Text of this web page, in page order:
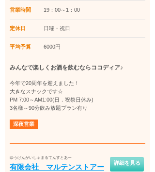
営業時間 19：00～1：00
定休日 日曜・祝日
平均予算 6000円
みんなで楽しくお酒を飲むならココディア♪
今年で20周年を迎えました！
大きなスナックです☆
PM 7:00～AM1:00(日．祝祭日休み)
3名様～90分飲み放題プラン有り
深夜営業
ゆうげんがいしゃまるてんすとあー
有限会社 マルテンストアー 詳細を見る